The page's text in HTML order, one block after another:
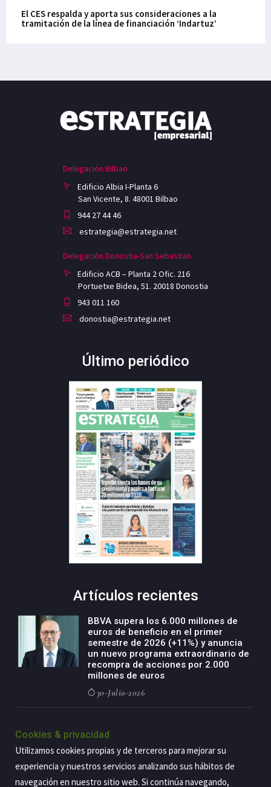
El CES respalda y aporta sus consideraciones a la
tramitación de la línea de financiación ‘Indartuz’
Delegación Bilbao
Edificio Albia I-Planta 6
San Vicente, 8. 48001 Bilbao
944 27 44 46
estrategia@estrategia.net
Delegación Donostia-San Sebastian
Edificio ACB – Planta 2 Ofic. 216
Portuetxe Bidea, 51. 20018 Donostia
943 011 160
donostia@estrategia.net
Último periódico
Artículos recientes
BBVA supera los 6.000 millones de
euros de beneficio en el primer
semestre de 2026 (+11%) y anuncia
un nuevo programa extraordinario de
recompra de acciones por 2.000
millones de euros
30-Julio-2026
negocio agro con un modelo global
países
29-Julio-2026
Cookies & privacidad
Utilizamos cookies propias y de terceros para mejorar su
experiencia y nuestros servicios analizando sus hábitos de
navegación en nuestro sitio web. Si continúa navegando,